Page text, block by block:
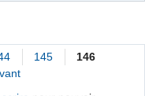
145
146